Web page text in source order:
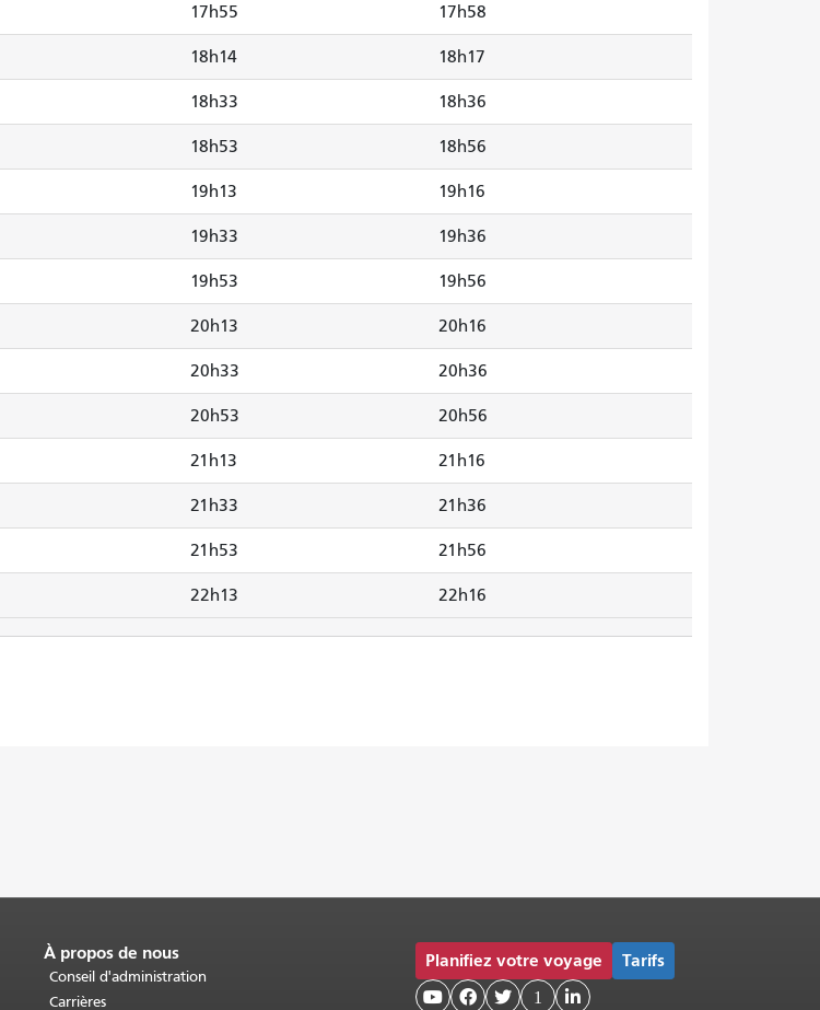
17h55 17h58
18h14 18h17
18h33 18h36
18h53 18h56
19h13 19h16
19h33 19h36
19h53 19h56
20h13 20h16
20h33 20h36
20h53 20h56
21h13 21h16
21h33 21h36
21h53 21h56
22h13 22h16
À propos de nous
Conseil d'administration
Carrières
Planifiez votre voyage Tarifs
   1 